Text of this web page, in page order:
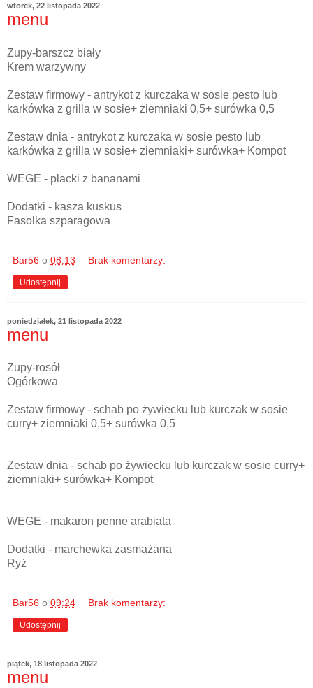
wtorek, 22 listopada 2022
menu
Zupy-barszcz biały
Krem warzywny
Zestaw firmowy - antrykot z kurczaka w sosie pesto lub
karkówka z grilla w sosie+ ziemniaki 0,5+ surówka 0,5
Zestaw dnia - antrykot z kurczaka w sosie pesto lub
karkówka z grilla w sosie+ ziemniaki+ surówka+ Kompot
WEGE - placki z bananami
Dodatki - kasza kuskus
Fasolka szparagowa
Bar56 o 08:13 Brak komentarzy:
Udostępnij
poniedziałek, 21 listopada 2022
menu
Zupy-rosół
Ogórkowa
Zestaw firmowy - schab po żywiecku lub kurczak w sosie
curry+ ziemniaki 0,5+ surówka 0,5
Zestaw dnia - schab po żywiecku lub kurczak w sosie curry+
ziemniaki+ surówka+ Kompot
WEGE - makaron penne arabiata
Dodatki - marchewka zasmażana
Ryż
Bar56 o 09:24 Brak komentarzy:
Udostępnij
piątek, 18 listopada 2022
menu